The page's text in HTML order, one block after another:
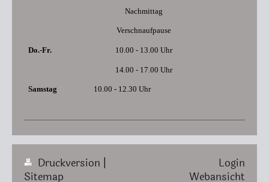
Nachmittag
Verschnaufpause
Do.-Fr. 10.00 - 13.00 Uhr
14.00 - 17.00 Uhr
Samstag 10.00 - 12.30 Uhr
Druckversion |
Sitemap
Login
Webansicht